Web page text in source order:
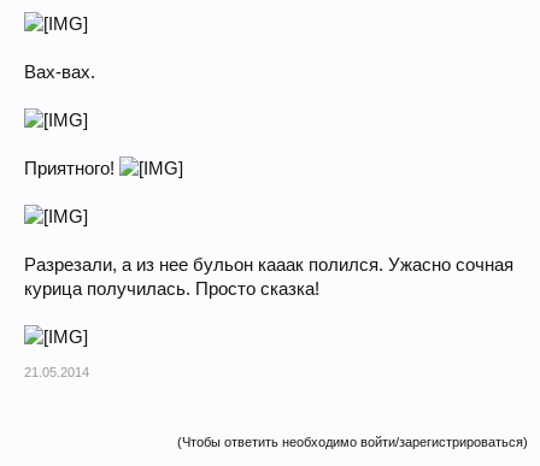
Вах-вах.
Приятного!
Разрезали, а из нее бульон кааак полился. Ужасно сочная
курица получилась. Просто сказка!
21.05.2014
(Чтобы ответить необходимо войти/зарегистрироваться)